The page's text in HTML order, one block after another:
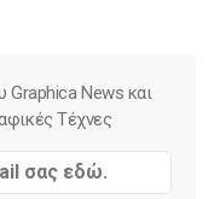
Graphica News και
Τέχνες